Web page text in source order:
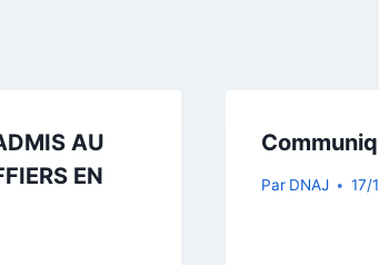
AU
EN
Par DNAJ 17/